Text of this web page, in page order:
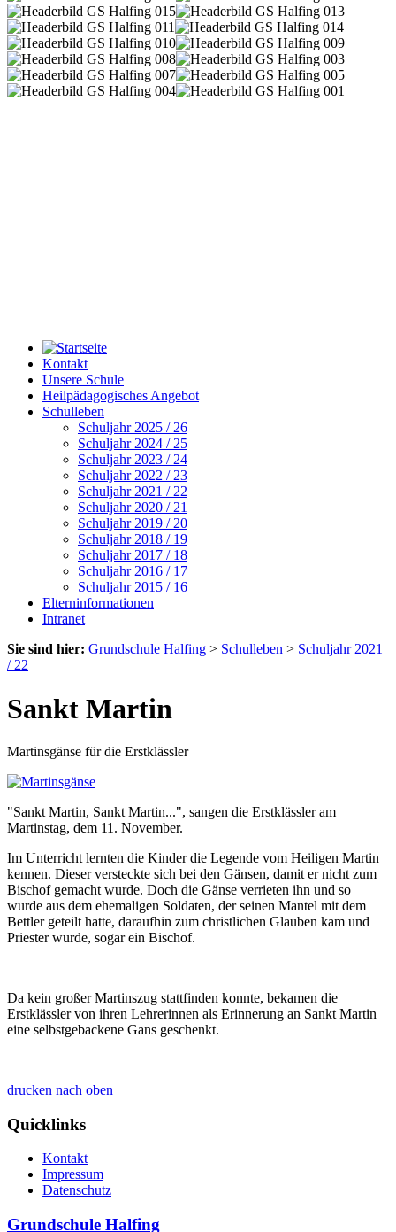
Kontakt
Unsere Schule
Heilpädagogisches Angebot
Schulleben
Schuljahr 2025 / 26
Schuljahr 2024 / 25
Schuljahr 2023 / 24
Schuljahr 2022 / 23
Schuljahr 2021 / 22
Schuljahr 2020 / 21
Schuljahr 2019 / 20
Schuljahr 2018 / 19
Schuljahr 2017 / 18
Schuljahr 2016 / 17
Schuljahr 2015 / 16
Elterninformationen
Intranet
Sie sind hier: Grundschule Halfing > Schulleben > Schuljahr 2021
/ 22
Sankt Martin
Martinsgänse für die Erstklässler
"Sankt Martin, Sankt Martin...", sangen die Erstklässler am
Martinstag, dem 11. November.
Im Unterricht lernten die Kinder die Legende vom Heiligen Martin
kennen. Dieser versteckte sich bei den Gänsen, damit er nicht zum
Bischof gemacht wurde. Doch die Gänse verrieten ihn und so
wurde aus dem ehemaligen Soldaten, der seinen Mantel mit dem
Bettler geteilt hatte, daraufhin zum christlichen Glauben kam und
Priester wurde, sogar ein Bischof.
Da kein großer Martinszug stattfinden konnte, bekamen die
Erstklässler von ihren Lehrerinnen als Erinnerung an Sankt Martin
eine selbstgebackene Gans geschenkt.
drucken nach oben
Quicklinks
Kontakt
Impressum
Datenschutz
Grundschule Halfing